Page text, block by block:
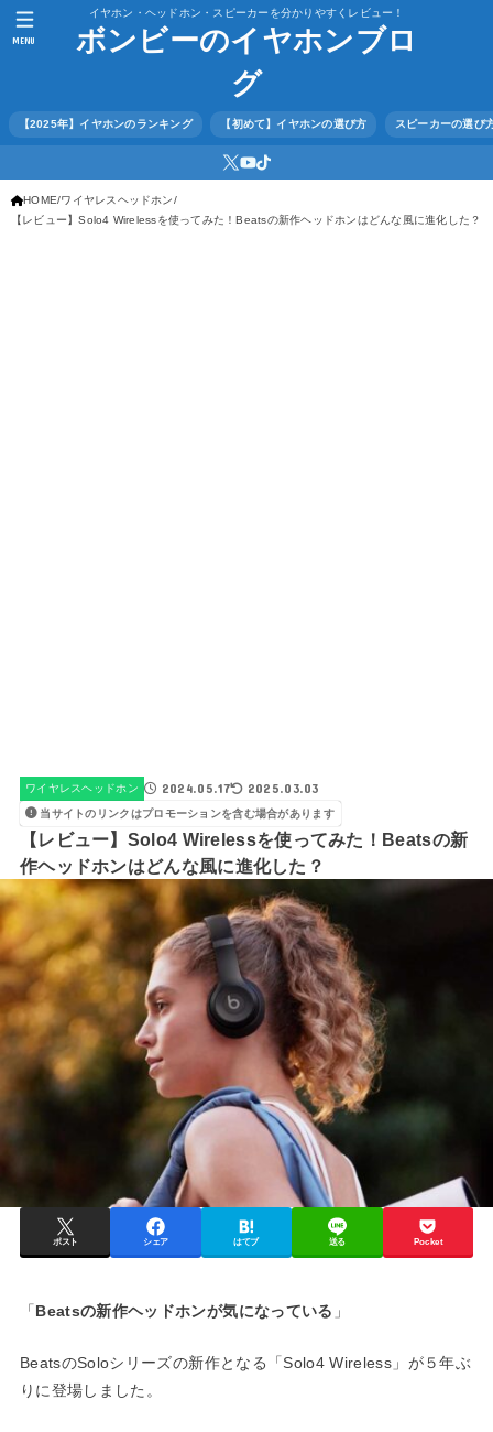
イヤホン・ヘッドホン・スピーカーを分かりやすくレビュー！
ボンビーのイヤホンブロ
グ
【2025年】イヤホンのランキング 【初めて】イヤホンの選び方 スピーカーの選び
MENU
HOME ワイヤレスヘッドホン
【レビュー】Solo4 Wirelessを使ってみた！Beatsの新作ヘッドホンはどんな風に進化した？
ワイヤレスヘッドホン 2024.05.17 2025.03.03
当サイトのリンクはプロモーションを含む場合があります
【レビュー】Solo4 Wirelessを使ってみた！Beatsの新
作ヘッドホンはどんな風に進化した？
ポスト シェア はてブ 送る Pocket
「Beatsの新作ヘッドホンが気になっている 」
BeatsのSoloシリーズの新作となる「Solo4 Wireless」が５年ぶ
りに登場しました。